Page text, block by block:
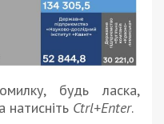
будь ласка,
натисніть Ctrl+Enter.